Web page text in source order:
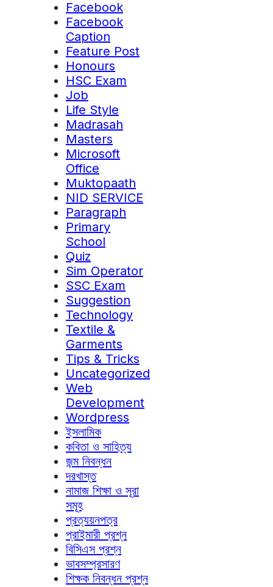
Facebook
Facebook
Caption
Feature Post
Honours
HSC Exam
Job
Life Style
Madrasah
Masters
Microsoft
Office
Muktopaath
NID SERVICE
Paragraph
Primary
School
Quiz
Sim Operator
SSC Exam
Suggestion
Technology
Textile &
Garments
Tips & Tricks
Uncategorized
Web
Development
Wordpress
ইসলামিক
কবিতা ও সাহিত্য
জন্ম নিবন্ধন
দরখাস্ত
নামাজ শিক্ষা ও সূরা
সমূহ
প্রত্যয়নপত্র
প্রাইমারী প্রশ্ন
বিসিএস প্রশ্ন
ভাবসম্প্রসারণ
শিক্ষক নিবন্ধন প্রশ্ন